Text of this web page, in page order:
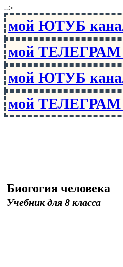
-->
мой ЮТУБ
мой ТЕЛЕГРАМ
мой ЮТУБ
мой ТЕЛЕГРАМ
Биогогия человека
Учебник для 8 класса